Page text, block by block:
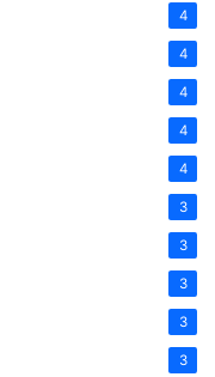
4
4
4
4
4
3
3
3
3
3